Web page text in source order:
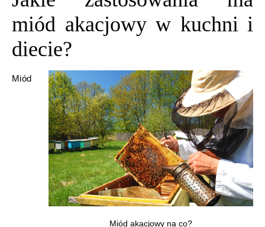
miód akacjowy w kuchni i
diecie?
Miód akacjowy na co?
Miód